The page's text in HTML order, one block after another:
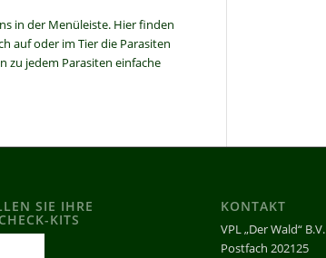
in der Menüleiste. Hier finden
auf oder im Tier die Parasiten
zu jedem Parasiten einfache
SIE IHRE
KITS
KONTAKT
VPL „Der Wald“ B.V.
Postfach 202125